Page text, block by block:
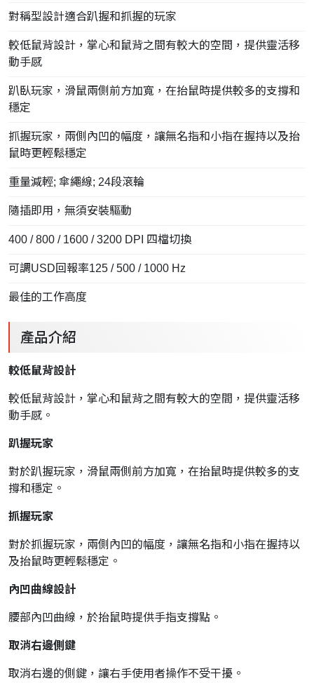
對稱型設計適合趴握和抓握的玩家
較低鼠背設計，掌心和鼠背之間有較大的空間，提供靈活移
動手感
趴臥玩家，滑鼠兩側前方加寬，在抬鼠時提供較多的支撐和
穩定
抓握玩家，兩側內凹的幅度，讓無名指和小指在握持以及抬
鼠時更輕鬆穩定
重量減輕; 傘繩線; 24段滾輪
隨插即用，無須安裝驅動
400 / 800 / 1600 / 3200 DPI 四檔切換
可調USD回報率125 / 500 / 1000 Hz
最佳的工作高度
產品介紹
較低鼠背設計
較低鼠背設計，掌心和鼠背之間有較大的空間，提供靈活移
動手感。
趴握玩家
對於趴握玩家，滑鼠兩側前方加寬，在抬鼠時提供較多的支
撐和穩定。
抓握玩家
對於抓握玩家，兩側內凹的幅度，讓無名指和小指在握持以
及抬鼠時更輕鬆穩定。
內凹曲線設計
腰部內凹曲線，於抬鼠時提供手指支撐點。
取消右邊側鍵
取消右邊的側鍵，讓右手使用者操作不受干擾。